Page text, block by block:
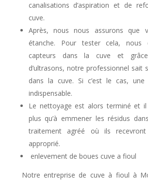
canalisations d’aspiration et de
cuve.
Après, nous nous assurons que
étanche. Pour tester cela, nous
capteurs dans la cuve et grâce
d’ultrasons, notre professionnel sait
dans la cuve. Si c’est le cas,
indispensable.
Le nettoyage est alors terminé et
plus qu’à emmener les résidus
traitement agréé où ils
approprié.
enlevement de boues cuve a fioul
Notre entreprise de cuve à fioul à